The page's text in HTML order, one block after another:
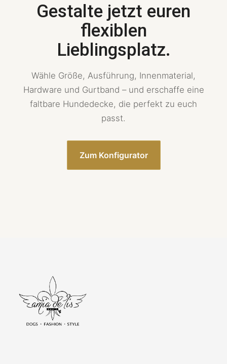
Gestalte jetzt euren
flexiblen
Lieblingsplatz.
Wähle Größe, Ausführung, Innenmaterial,
Hardware und Gurtband – und erschaffe eine
faltbare Hundedecke, die perfekt zu euch
passt.
Zum Konfigurator